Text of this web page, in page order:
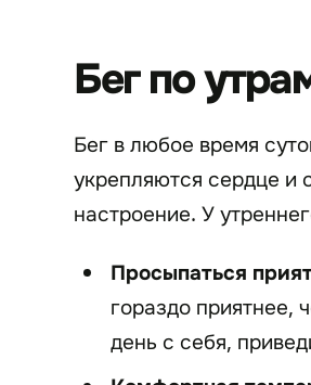
Бег по
Бег в любое время
укрепляются сердце и
настроение. У
Просыпаться
гораздо приятнее,
день с себя,